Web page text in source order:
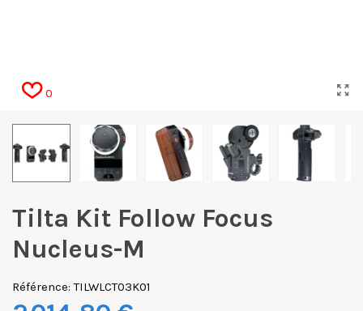
0
Tilta Kit Follow Focus
Nucleus-M
Référence: TILWLCT03K01